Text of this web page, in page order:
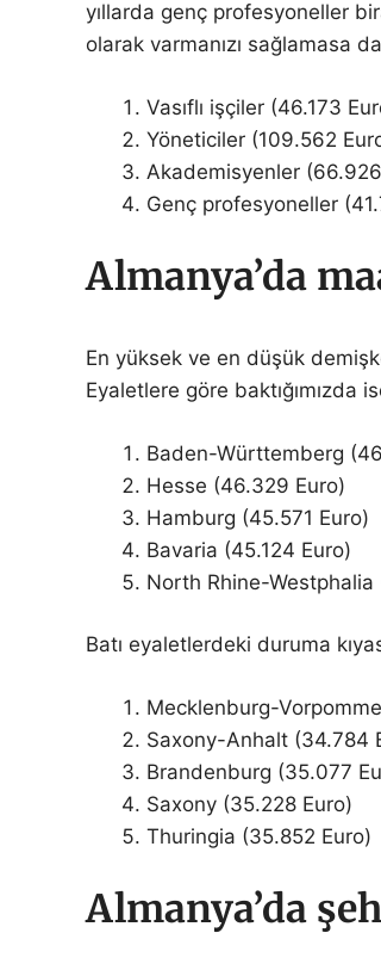
yıllarda genç profesyoneller
olarak varmanızı sağlamasa
Vasıflı işçiler (46.173
Yöneticiler (109.562
Akademisyenler
Genç profesyoneller
Almanya’da
En yüksek ve en düşük
Eyaletlere göre baktığımızda
Baden-Württemberg
Hesse (46.329 Euro)
Hamburg (45.571 Euro)
Bavaria (45.124 Euro)
North Rhine-
Batı eyaletlerdeki duruma
Mecklenburg-
Saxony-Anhalt (34.784
Brandenburg (35.077
Saxony (35.228 Euro)
Thuringia (35.852 Euro)
Almanya’da